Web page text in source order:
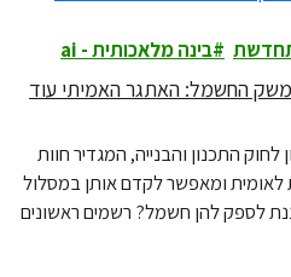
בינה מלאכותית - ai
החשמל: האתגר האמיתי עוד
התכנון והבנייה, המגדיר חוות
ומאפשר לקדם אותן במסלול
לספק להן חשמל? רשמים ראשונים